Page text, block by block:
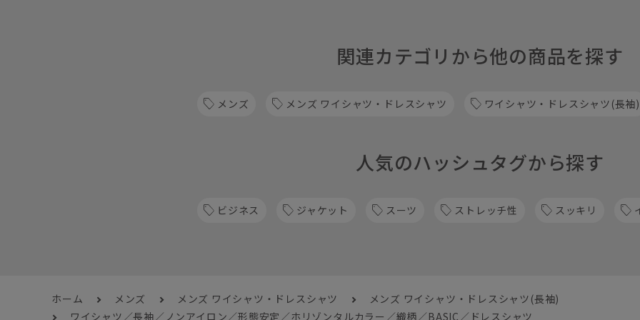
関連カテゴリから他の商品を探す
メンズ メンズ ワイシャツ・ドレスシャツ ワイシャツ・ドレスシャツ(長袖)
人気のハッシュタグから探す
ビジネス ジャケット スーツ ストレッチ性 スッキリ
ホーム メンズ メンズ ワイシャツ・ドレスシャツ
メンズ ワイシャツ・ドレスシャツ(長袖)
ワイシャツ／長袖／ノンアイロン／形態安定／ホリゾンタルカラー／織柄／BASIC／ドレスシャツ